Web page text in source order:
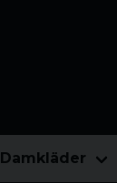
Damkläder